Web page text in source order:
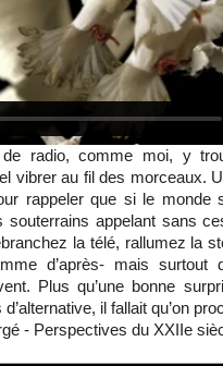
radio, comme moi, y
vibrer au fil des morceaux.
rappeler que si le monde
souterrains appelant sans
la télé, rallumez la
d’après- mais
Plus qu’une bonne
d’alternative, il fallait qu’on
- Perspectives du XXIIe